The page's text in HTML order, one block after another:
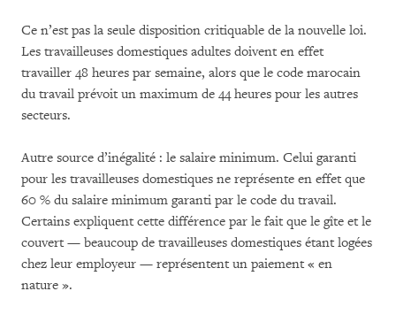
Ce n’est pas la seule disposition critiquable de la nouvelle loi.
Les travailleuses domestiques adultes doivent en effet
travailler 48 heures par semaine, alors que le code marocain
du travail prévoit un maximum de 44 heures pour les autres
secteurs.
Autre source d’inégalité : le salaire minimum. Celui garanti
pour les travailleuses domestiques ne représente en effet que
60 % du salaire minimum garanti par le code du travail.
Certains expliquent cette différence par le fait que le gîte et le
couvert — beaucoup de travailleuses domestiques étant logées
chez leur employeur — représentent un paiement « en
nature ».